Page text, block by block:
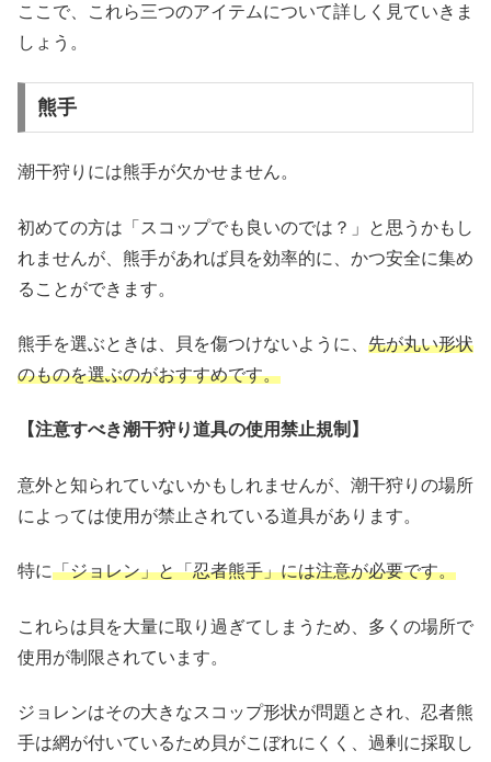
ここで、これら三つのアイテムについて詳しく見ていきま
しょう。
熊手
潮干狩りには熊手が欠かせません。
初めての方は「スコップでも良いのでは？」と思うかもし
れませんが、熊手があれば貝を効率的に、かつ安全に集め
ることができます。
熊手を選ぶときは、貝を傷つけないように、 先が丸い形状
のものを選ぶのがおすすめです。
【注意すべき潮干狩り道具の使用禁止規制】
意外と知られていないかもしれませんが、潮干狩りの場所
によっては使用が禁止されている道具があります。
特に「ジョレン」と「忍者熊手」には注意が必要です。
これらは貝を大量に取り過ぎてしまうため、多くの場所で
使用が制限されています。
ジョレンはその大きなスコップ形状が問題とされ、忍者熊
手は網が付いているため貝がこぼれにくく、過剰に採取し